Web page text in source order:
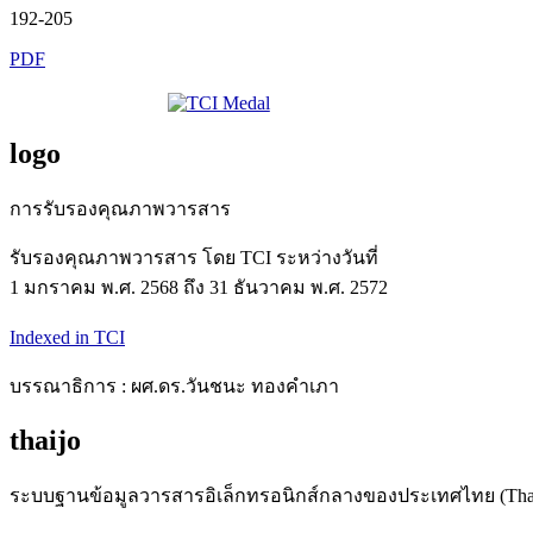
192-205
PDF
logo
การรับรองคุณภาพวารสาร
รับรองคุณภาพวารสาร โดย TCI ระหว่างวันที่
1 มกราคม พ.ศ. 2568 ถึง 31 ธันวาคม พ.ศ. 2572
Indexed in TCI
บรรณาธิการ : ผศ.ดร.วันชนะ ทองคำเภา
thaijo
ระบบฐานข้อมูลวารสารอิเล็กทรอนิกส์กลางของประเทศไทย